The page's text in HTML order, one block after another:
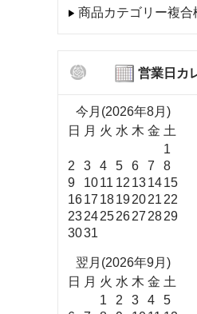
商品カテゴリー複合
営業日カ
今月(2026年8月)
日
月 火 水 木 金 土
1
2
3 4 5 6 7
8
9
1011 12 131415
1617 18192021 22
2324252627 2829
3031
翌月(2026年9月)
日
月 火 水 木 金 土
1
2 3 4
5